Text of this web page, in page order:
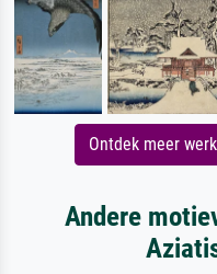
Ontdek meer
Andere